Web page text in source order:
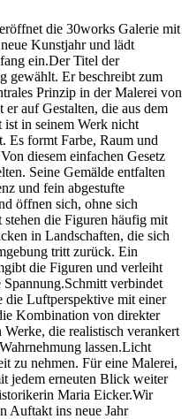
die 30works Galerie mit
Kunstjahr und lädt
ein.Der Titel der
gewählt. Er beschreibt zum
Prinzip in der Malerei von
auf Gestalten, die aus dem
in seinem Werk nicht
Es formt Farbe, Raum und
diesem einfachen Gesetz
Seine Gemälde entfalten
und fein abgestufte
öffnen sich, ohne sich
stehen die Figuren häufig mit
in Landschaften, die sich
tritt zurück. Ein
die Figuren und verleiht
verbindet
die Luftperspektive mit einer
Kombination von direkter
die realistisch verankert
lassen.Licht
zu nehmen. Für eine Malerei,
jedem erneuten Blick weiter
Maria Eicker.Wir
Auftakt ins neue Jahr